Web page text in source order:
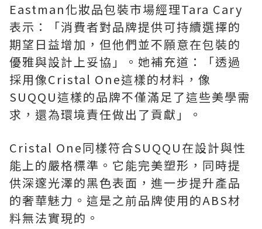
Eastman化妝品包裝市場經理Tara Cary
表示：「消費者對品牌提供可持續選擇的
期望日益增加，但他們並不願意在包裝的
優雅與設計上妥協」。她補充道：「透過
採用像Cristal One這樣的材料，像
SUQQU這樣的品牌不僅滿足了這些美學需
求，還為環境責任做出了貢獻」。
Cristal One同樣符合SUQQU在設計與性
能上的嚴格標準。它能完美塑形，同時提
供深邃光澤的黑色表面，進一步提升產品
的奢華魅力。這是之前品牌使用的ABS材
料無法實現的。